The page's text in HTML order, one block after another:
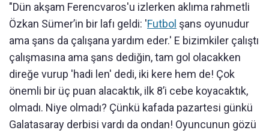
"Dün akşam Ferencvaros'u izlerken aklıma rahmetli
Özkan Sümer’in bir lafı geldi: 'Futbol şans oyunudur
ama şans da çalışana yardım eder.' E bizimkiler çalıştı
çalışmasına ama şans dediğin, tam gol olacakken
direğe vurup 'hadi len' dedi, iki kere hem de! Çok
önemli bir üç puan alacaktık, ilk 8’i cebe koyacaktık,
olmadı. Niye olmadı? Çünkü kafada pazartesi günkü
Galatasaray derbisi vardı da ondan! Oyuncunun gözü